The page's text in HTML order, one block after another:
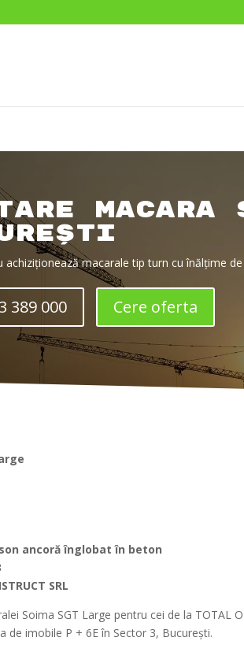
macara
achiziționează macarale tip turn cu înălțime
389 000 Cere oferta
ancoră înglobat în beton
SRL
Soima SGT Large pentru cei de la TOTAL
de imobile P + 6E în Sector 3, București.